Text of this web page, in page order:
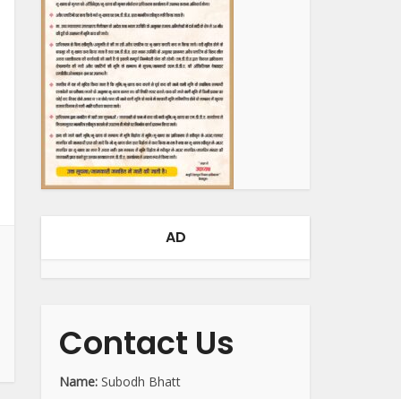
AD
Contact Us
Name: Subodh Bhatt